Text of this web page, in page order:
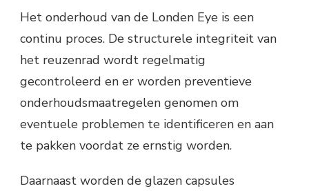
Het onderhoud van de Londen Eye is een
continu proces. De structurele integriteit van
het reuzenrad wordt regelmatig
gecontroleerd en er worden preventieve
onderhoudsmaatregelen genomen om
eventuele problemen te identificeren en aan
te pakken voordat ze ernstig worden.
Daarnaast worden de glazen capsules